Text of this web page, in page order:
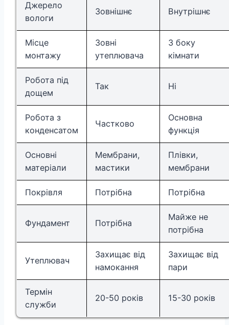
Джерело
вологи
Зовнішнє Внутрішнє
Місце
монтажу
Зовні
утеплювача
З боку
кімнати
Робота під
дощем
Так Ні
Робота з
конденсатом
Частково
Основна
функція
Основні
матеріали
Мембрани,
мастики
Плівки,
мембрани
Покрівля Потрібна Потрібна
Фундамент Потрібна
Майже не
потрібна
Утеплювач
Захищає від
намокання
Захищає від
пари
Термін
служби
20-50 років 15-30 років